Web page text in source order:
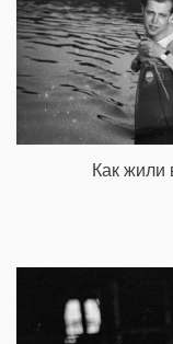
Как жили